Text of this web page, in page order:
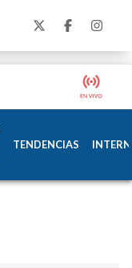
TENDENCIAS